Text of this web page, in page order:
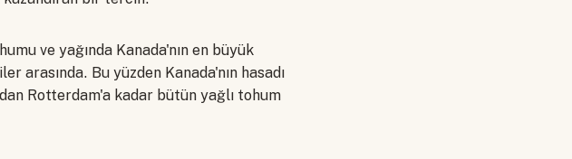
ve yağında Kanada'nın en büyük
arasında. Bu yüzden Kanada'nın hasadı
Rotterdam'a kadar bütün yağlı tohum